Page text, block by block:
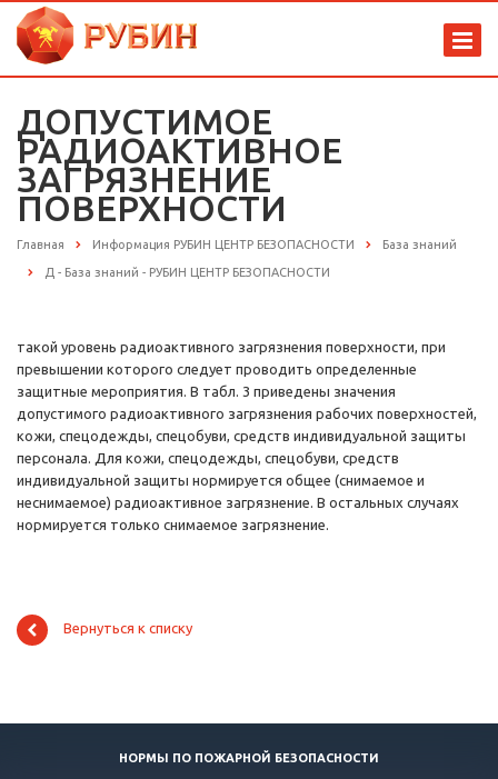
ДОПУСТИМОЕ
РАДИОАКТИВНОЕ
ЗАГРЯЗНЕНИЕ
ПОВЕРХНОСТИ
Главная Информация РУБИН ЦЕНТР БЕЗОПАСНОСТИ База знаний
Д - База знаний - РУБИН ЦЕНТР БЕЗОПАСНОСТИ
такой уровень радиоактивного загрязнения поверхности, при
превышении которого следует проводить определенные
защитные мероприятия. В табл. 3 приведены значения
допустимого радиоактивного загрязнения рабочих поверхностей,
кожи, спецодежды, спецобуви, средств индивидуальной защиты
персонала. Для кожи, спецодежды, спецобуви, средств
индивидуальной защиты нормируется общее (снимаемое и
неснимаемое) радиоактивное загрязнение. В остальных случаях
нормируется только снимаемое загрязнение.
Вернуться к списку
НОРМЫ ПО ПОЖАРНОЙ БЕЗОПАСНОСТИ